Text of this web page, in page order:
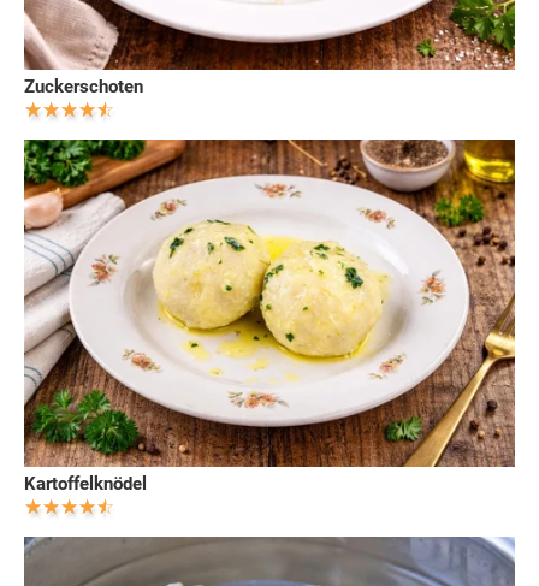
Zuckerschoten
Kartoffelknödel